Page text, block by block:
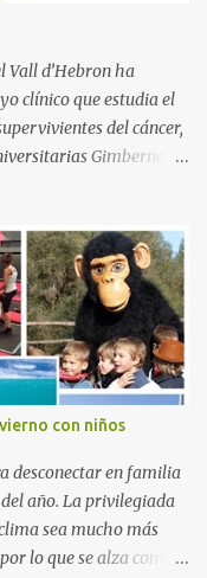
d’Hebron ha
clínico que estudia el
del cáncer,
Gimbernat,
RCPB; la Dra.
Pediátrica del
grupo de Investigación
del Vall
Anna Saló, psicóloga
d’Hebron y del grupo
la Infancia y la
y directora de
Imágenes cortesía de
con niños
desconectar en familia
año. La privilegiada
sea mucho más
lo que se alza como